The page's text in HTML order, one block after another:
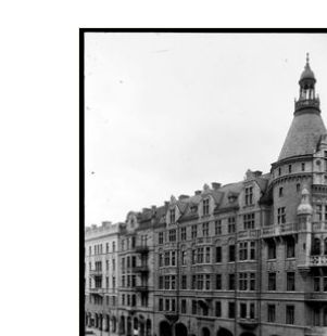
Relaterade
poster